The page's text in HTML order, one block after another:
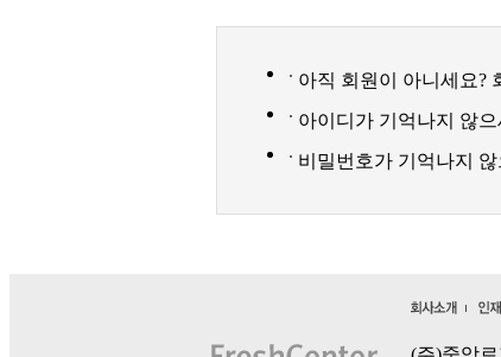
아직 회원이 아니세요?
아이디가 기억나지 않
비밀번호가 기억나지